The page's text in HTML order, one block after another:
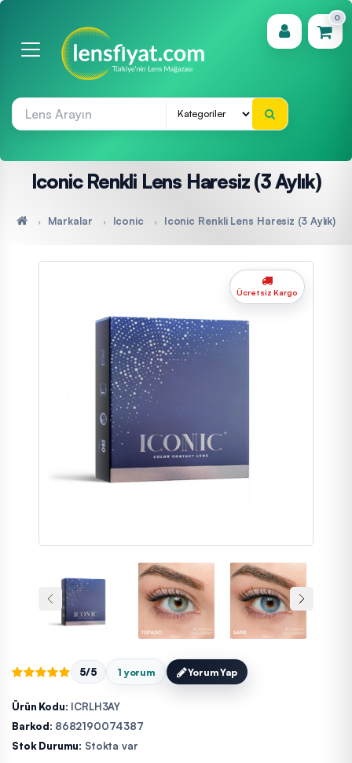
0
(0)
Iconic Renkli Lens Haresiz (3 Aylık)
Markalar Iconic Iconic Renkli Lens Haresiz (3 Aylık)
Ücretsiz Kargo
5/5 1 yorum Yorum Yap
Ürün Kodu: ICRLH3AY
Barkod: 8682190074387
Stok Durumu: Stokta var